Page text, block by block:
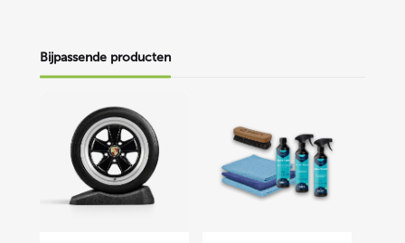
Bijpassende producten
Bandenbeschermers
Interieurpakket